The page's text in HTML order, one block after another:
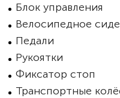
Блок управления
Велосипедное
Педали
Рукоятки
Фиксатор стоп
Транспортные